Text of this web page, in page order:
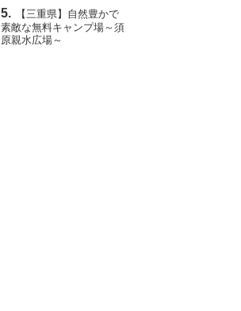
【三重県】自然豊かで
素敵な無料キャンプ場～須
原親水広場～